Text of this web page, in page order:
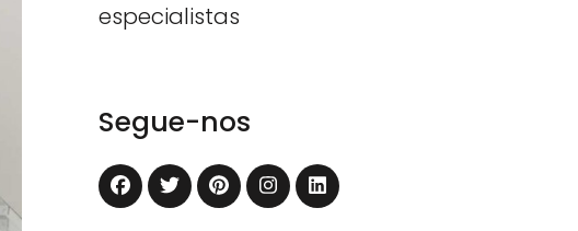
especialistas
Segue-nos